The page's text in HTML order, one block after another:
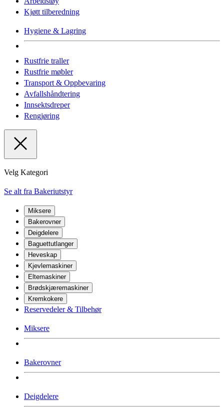
Kjøtt tilberedning
Hygiene & Lagring
Rustfrie traller
Rustfrie møbler
Transport & Oppbevaring
Avfallshåndtering
Innsektsdreper
Rengjøring
Velg Kategori
Se alt fra Bakeriutstyr
Miksere
Bakerovner
Deigdelere
Baguettutlanger
Heveskap
Kjevlemaskiner
Eltemaskiner
Brødskjæremaskiner
Kremkokere
Reservedeler & Tilbehør
Miksere
Bakerovner
Deigdelere